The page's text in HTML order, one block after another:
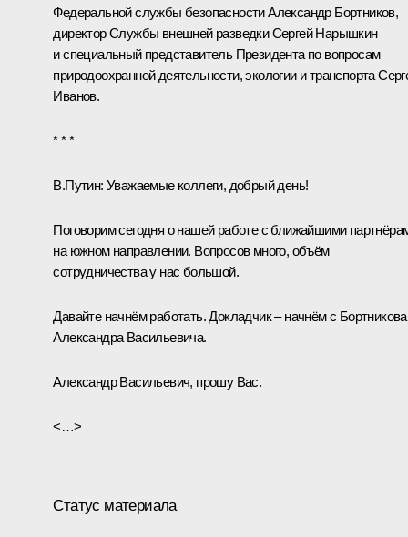
Федеральной службы безопасностиАлександр Бортников,
директор Службы внешней разведкиСергей Нарышкин
и специальный представитель Президента по вопросам
природоохранной деятельности, экологии и транспорта
Иванов.
* * *
В.Путин: Уважаемые коллеги, добрый день!
Поговорим сегодня о нашей работе с ближайшими
на южном направлении. Вопросов много, объём
сотрудничества у нас большой.
Давайте начнём работать. Докладчик – начнём с Бортникова
Александра Васильевича.
Александр Васильевич, прошу Вас.
<…>
Статус материала